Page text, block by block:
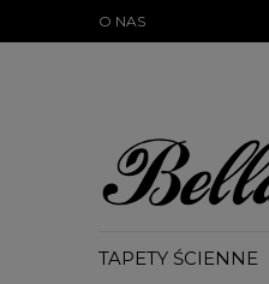
O NAS
TAPETY ŚCIENNE